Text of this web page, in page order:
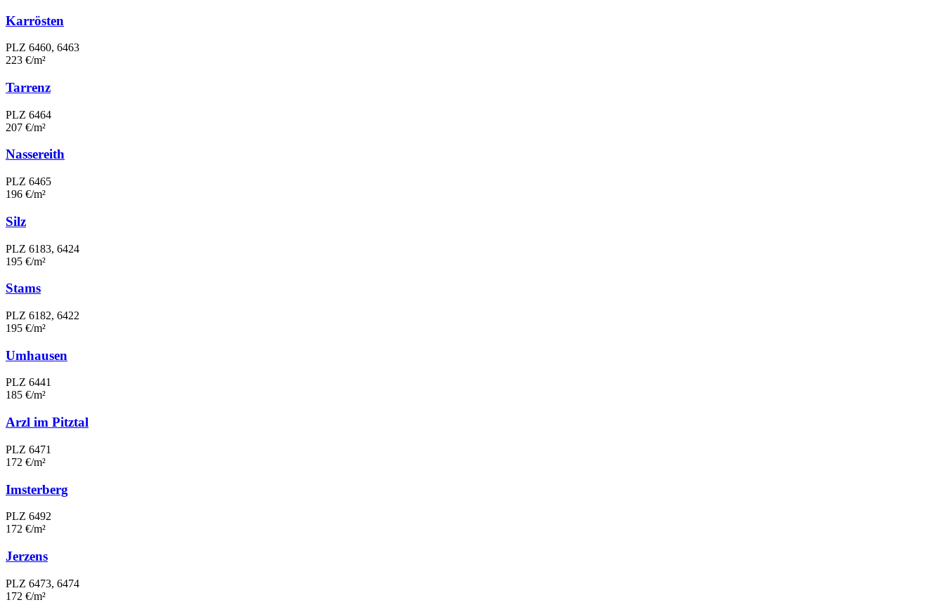
Karrösten
PLZ 6460, 6463
223 €/m²
Tarrenz
PLZ 6464
207 €/m²
Nassereith
PLZ 6465
196 €/m²
Silz
PLZ 6183, 6424
195 €/m²
Stams
PLZ 6182, 6422
195 €/m²
Umhausen
PLZ 6441
185 €/m²
Arzl im Pitztal
PLZ 6471
172 €/m²
Imsterberg
PLZ 6492
172 €/m²
Jerzens
PLZ 6473, 6474
172 €/m²